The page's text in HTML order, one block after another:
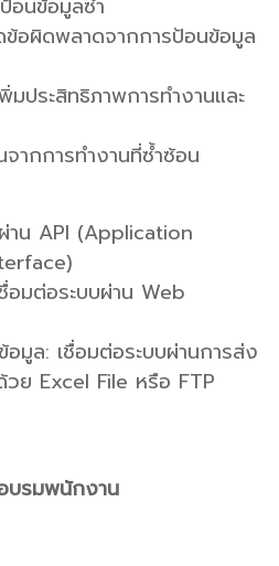
อผิดพลาดจากการป้อนข้อมูล
มประสิทธิภาพการทำงานและ
ากการทำงานที่ซ้ำซ้อน
าน API (Application
มต่อระบบผ่าน Web
อมูล: เชื่อมต่อระบบผ่านการส่ง
ย Excel File หรือ FTP
บรมพนักงาน